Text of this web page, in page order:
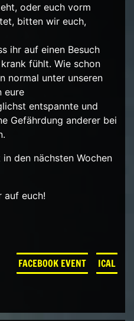
oder euch vorm
bitten wir euch,
ihr auf einen Besuch
fühlt. Wie schon
normal unter unseren
eure
entspannte und
Gefährdung anderer bei
den nächsten Wochen
auf euch!
FACEBOOK EVENT ICAL